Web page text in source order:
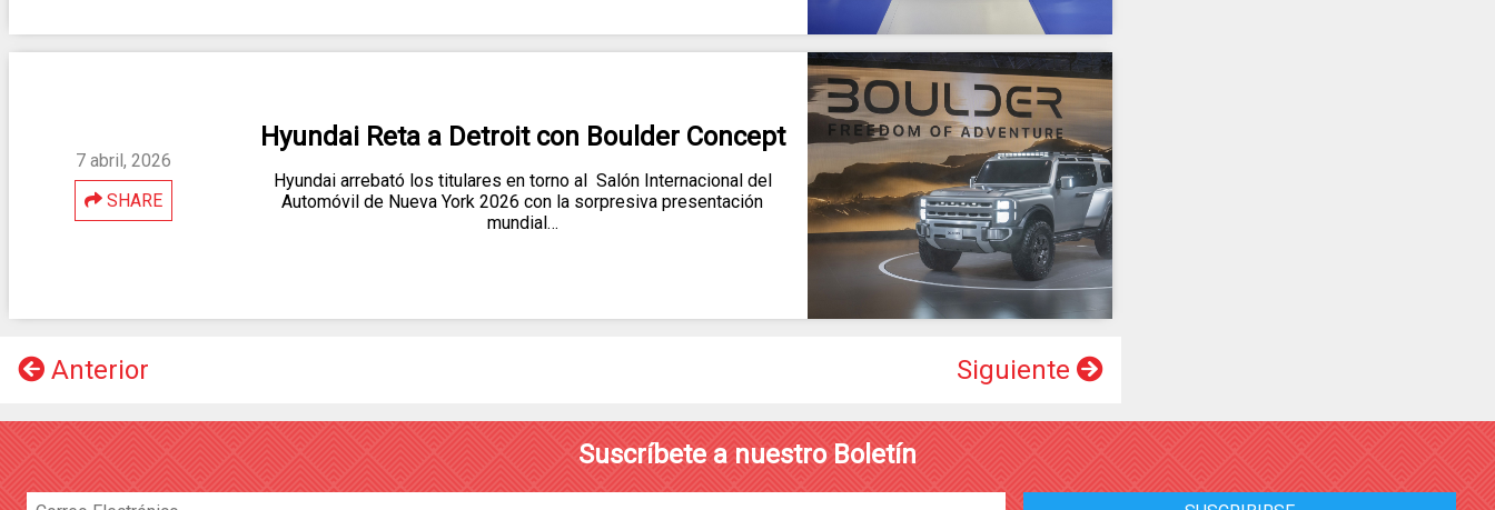
7 abril, 2026
SHARE
Hyundai Reta a Detroit con Boulder Concept
Hyundai arrebató los titulares en torno al Salón Internacional del
Automóvil de Nueva York 2026 con la sorpresiva presentación
mundial…
Anterior Siguiente
Suscríbete a nuestro Boletín